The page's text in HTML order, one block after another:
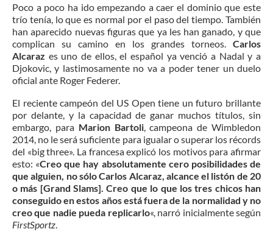
Poco a poco ha ido empezando a caer el dominio que este
trío tenía, lo que es normal por el paso del tiempo. También
han aparecido nuevas figuras que ya les han ganado, y que
complican su camino en los grandes torneos. Carlos
Alcaraz es uno de ellos, el español ya venció a Nadal y a
Djokovic, y lastimosamente no va a poder tener un duelo
oficial ante Roger Federer.
El reciente campeón del US Open tiene un futuro brillante
por delante, y la capacidad de ganar muchos títulos, sin
embargo, para Marion Bartoli, campeona de Wimbledon
2014, no le será suficiente para igualar o superar los récords
del «big three». La francesa explicó los motivos para afirmar
esto: «Creo que hay absolutamente cero posibilidades de
que alguien, no sólo Carlos Alcaraz, alcance el listón de 20
o más [Grand Slams]. Creo que lo que los tres chicos han
conseguido en estos años está fuera de la normalidad y no
creo que nadie pueda replicarlo«, narró inicialmente según
FirstSportz